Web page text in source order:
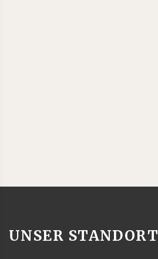
UNSER STANDORT